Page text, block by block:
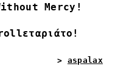
Mercy!
> aspalax